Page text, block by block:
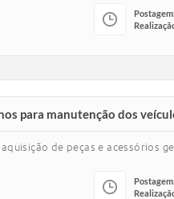
para manutenção dos
de peças e acessórios